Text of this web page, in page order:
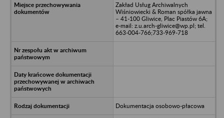
Zakład Usług Archiwalnych
Wiśniowiecki & Roman spółka jawna
– 41-100 Gliwice, Plac Piastów 6A;
e-mail: z.u.arch-gliwice@wp.pl; tel.
663-004-766;733-969-718
Dokumentacja osobowo-płacowa